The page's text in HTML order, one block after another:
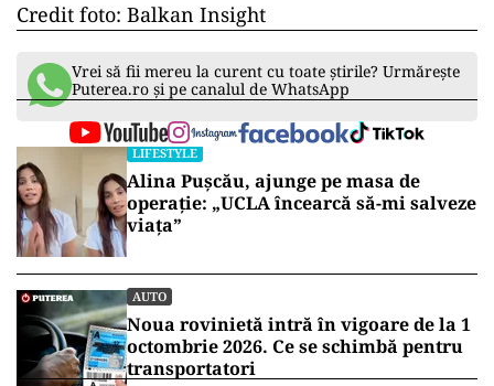
Credit foto: Balkan Insight
Vrei să fii mereu la curent cu toate știrile? Urmărește
Puterea.ro și pe canalul de WhatsApp
LIFESTYLE
Alina Pușcău, ajunge pe masa de
operație: „UCLA încearcă să-mi salveze
viața”
AUTO
Noua rovinietă intră în vigoare de la 1
octombrie 2026. Ce se schimbă pentru
transportatori